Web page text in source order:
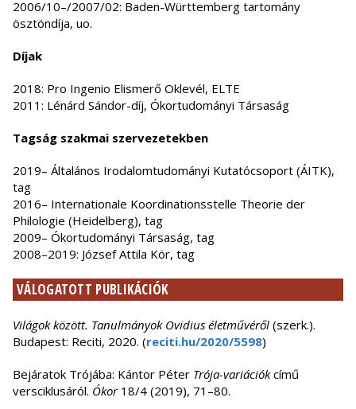
2006/10–/2007/02: Baden-Württemberg tartomány
ösztöndíja, uo.
Díjak
2018: Pro Ingenio Elismerő Oklevél, ELTE
2011: Lénárd Sándor-díj, Ókortudományi Társaság
Tagság szakmai szervezetekben
2019– Általános Irodalomtudományi Kutatócsoport (ÁITK),
tag
2016– Internationale Koordinationsstelle Theorie der
Philologie (Heidelberg), tag
2009– Ókortudományi Társaság, tag
2008–2019: József Attila Kör, tag
VÁLOGATOTT PUBLIKÁCIÓK
Világok között. Tanulmányok Ovidius életművéről (szerk.).
Budapest: Reciti, 2020. (reciti.hu/2020/5598)
Bejáratok Trójába: Kántor Péter Trója-variációkcímű
versciklusáról. Ókor18/4 (2019), 71–80.